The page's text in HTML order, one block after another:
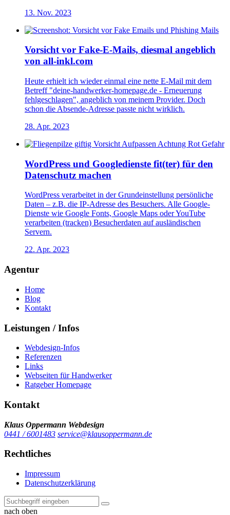
13. Nov. 2023
Vorsicht vor Fake-E-Mails, diesmal angeblich
von all-inkl.com
Heute erhielt ich wieder einmal eine nette E-Mail mit dem
Betreff "deine-handwerker-homepage.de - Erneuerung
fehlgeschlagen", angeblich von meinem Provider. Doch
schon die Absende-Adresse passte nicht wirklich.
28. Apr. 2023
WordPress und Googledienste fit(ter) für den
Datenschutz machen
WordPress verarbeitet in der Grundeinstellung persönliche
Daten – z.B. die IP-Adresse des Besuchers. Alle Google-
Dienste wie Google Fonts, Google Maps oder YouTube
verarbeiten (tracken) Besucherdaten auf ausländischen
Servern.
22. Apr. 2023
Agentur
Home
Blog
Kontakt
Leistungen / Infos
Webdesign-Infos
Referenzen
Links
Webseiten für Handwerker
Ratgeber Homepage
Kontakt
Klaus Oppermann Webdesign
0441 / 6001483 service@klausoppermann.de
Rechtliches
Impressum
Datenschutzerklärung
nach oben